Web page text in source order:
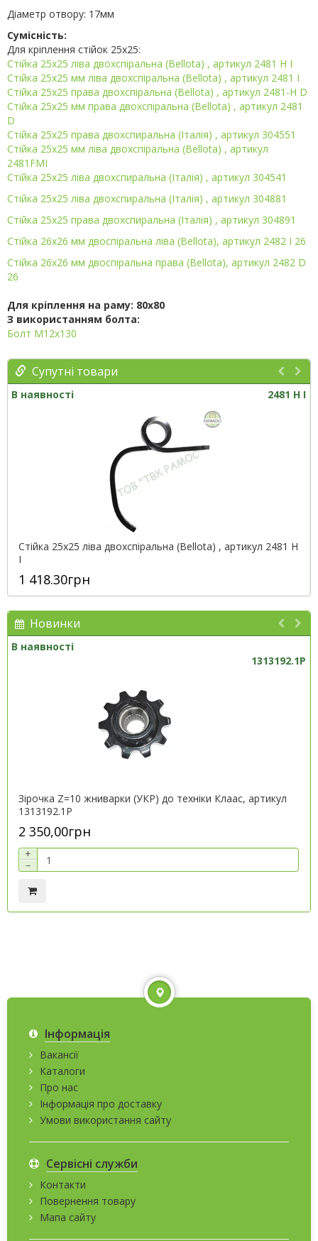
Діаметр отвору: 17мм
Сумісність:
Для кріплення стійок 25x25:
Стійка 25х25 ліва двохспіральна (Bellota) , артикул 2481 H І
Стійка 25х25 мм ліва двохспіральна (Bellota) , артикул 2481 І
Стійка 25х25 права двохспіральна (Bellota) , артикул 2481-H D
Стійка 25х25 мм права двохспіральна (Bellota) , артикул 2481
D
Стійка 25х25 права двохспиральна (Італія) , артикул 304551
Стійка 25х25 мм ліва двохспіральна (Bellota) , артикул
2481FMI
Стійка 25х25 ліва двохспиральна (Італія) , артикул 304541
Стійка 25х25 ліва двохспиральна (Італія) , артикул 304881
Стійка 25х25 права двохспиральна (Італія) , артикул 304891
Стійка 26х26 мм двоспіральна ліва (Bellota), артикул 2482 І 26
Стійка 26х26 мм двоспіральна права (Bellota), артикул 2482 D
26
Для кріплення на раму: 80x80
З використанням болта:
Болт М12х130
Супутні товари
В наявності 2481 H І
Стійка 25х25 ліва двохспіральна (Bellota) , артикул 2481 H
І
1 418.30грн
Новинки
В наявності
1313192.1P
Зірочка Z=10 жниварки (УКР) до техніки Клаас, артикул
1313192.1P
2 350,00грн
+
−
Інформація
Вакансії
Каталоги
Про нас
Інформація про доставку
Умови використання сайту
Сервісні служби
Контакти
Повернення товару
Мапа сайту